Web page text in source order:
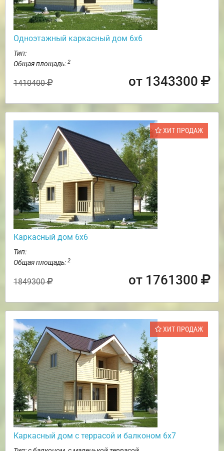
Одноэтажный каркасный дом 6х6
Тип:
Общая площадь: 2
1410400 от 1343300
ХИТ ПРОДАЖ
Каркасный дом 6х6
Тип:
Общая площадь: 2
1849300 от 1761300
ХИТ ПРОДАЖ
Каркасный дом с террасой и балконом 6х7